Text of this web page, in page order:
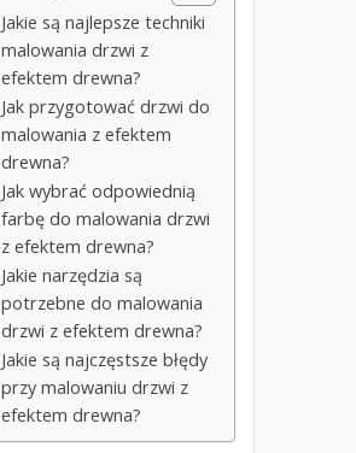
Jakie są najlepsze techniki
malowania drzwi z
efektem drewna?
Jak przygotować drzwi do
malowania z efektem
drewna?
Jak wybrać odpowiednią
farbę do malowania drzwi
z efektem drewna?
Jakie narzędzia są
potrzebne do malowania
drzwi z efektem drewna?
Jakie są najczęstsze błędy
przy malowaniu drzwi z
efektem drewna?